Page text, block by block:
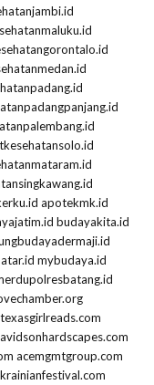
apotekmk.id
budayakita.id
mybudaya.id
texasgirlreads.com
acemgmtgroup.com